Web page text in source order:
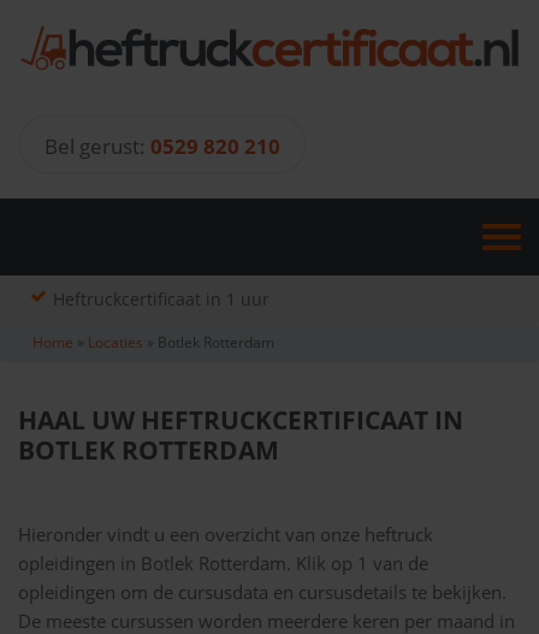
content
Bel gerust: 0529 820 210
Heftruckcertificaat in 1 uur
Home » Locaties » Botlek Rotterdam
HAAL UW HEFTRUCKCERTIFICAAT IN
BOTLEK ROTTERDAM
Hieronder vindt u een overzicht van onze heftruck
opleidingen in Botlek Rotterdam. Klik op 1 van de
opleidingen om de cursusdata en cursusdetails te bekijken.
De meeste cursussen worden meerdere keren per maand in